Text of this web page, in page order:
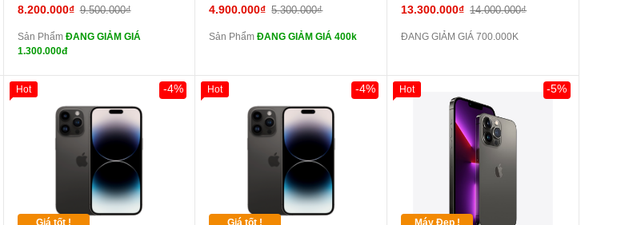
tai nghe iPhone 6S
Pin dự phòng và
các Phụ Kiện Khác
8.200.000₫ 9.500.000₫
Sản Phẩm ĐANG GIẢM GIÁ
1.300.000đ
tai nghe iPhone 6S
Pin dự phòng và
các Phụ Kiện Khác
4.900.000₫ 5.300.000₫
Sản PhẩmĐANG GIẢM GIÁ 400k
13.300.000₫ 14.000.000₫
ĐANG GIẢM GIÁ 700.000K
Giá tốt !
-4%
Hot
Giá tốt !
-4%
Hot
Máy Đẹp !
-5%
Hot